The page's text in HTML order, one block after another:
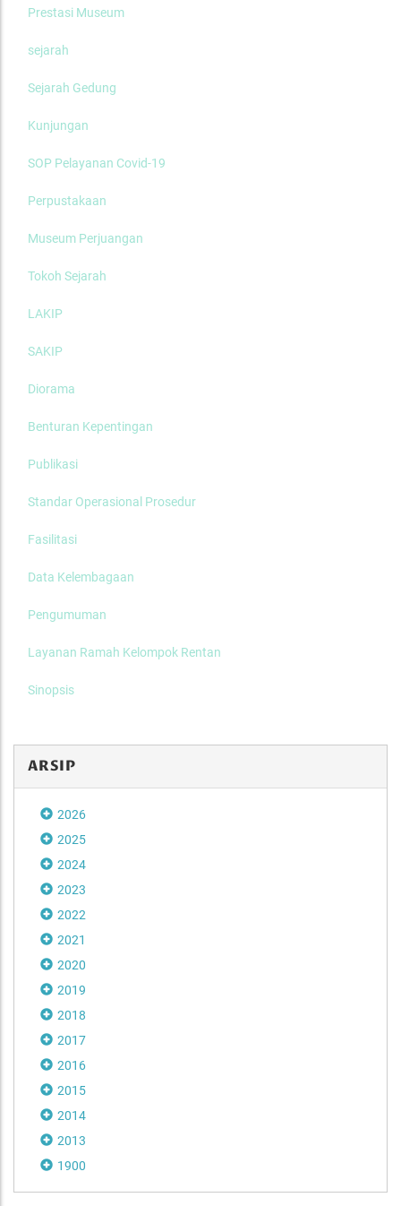
Prestasi Museum
sejarah
Sejarah Gedung
Kunjungan
SOP Pelayanan Covid-19
Perpustakaan
Museum Perjuangan
Tokoh Sejarah
LAKIP
SAKIP
Diorama
Benturan Kepentingan
Publikasi
Standar Operasional Prosedur
Fasilitasi
Data Kelembagaan
Pengumuman
Layanan Ramah Kelompok Rentan
Sinopsis
ARSIP
2026
2025
2024
2023
2022
2021
2020
2019
2018
2017
2016
2015
2014
2013
1900